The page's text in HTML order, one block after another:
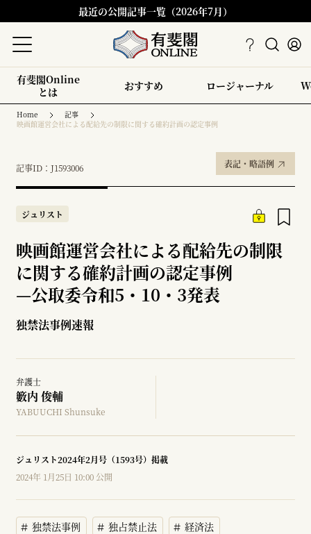
最近の公開記事一覧（2026年7月）
有斐閣Online
とは
おすすめ ロージャーナル
Home
記事
映画館運営会社による配給先の制限に関する確約計画の認定事例
記事ID：J1593006 表記・略語例
ジュリスト
映画館運営会社による配給先の制限
に関する確約計画の認定事例
—公取委令和5・10・3発表
独禁法事例速報
弁護士
籔内 俊輔
YABUUCHI Shunsuke
ジュリスト2024年2月号（1593号）掲載
2024年 1月25日 10:00 公開
独禁法事例 独占禁止法
経済法